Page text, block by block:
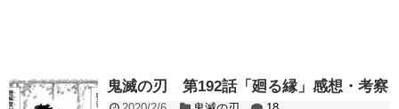
鬼滅の刃 第192話「廻る縁」感想・考察